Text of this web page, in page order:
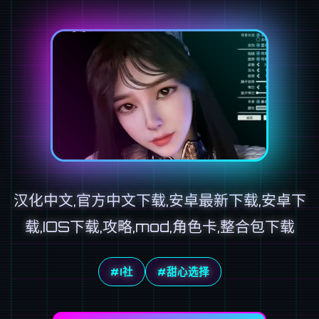
汉化中文,官方中文下载,安卓最新下载,安卓下
载,IOS下载,攻略,mod,角色卡,整合包下载
#I社 #甜心选择